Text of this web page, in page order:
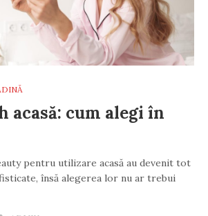
acasă: cum alegi în
pentru utilizare acasă au devenit tot
însă alegerea lor nu ar trebui